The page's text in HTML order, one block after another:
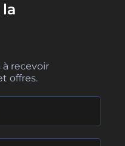
à recevoir
offres.